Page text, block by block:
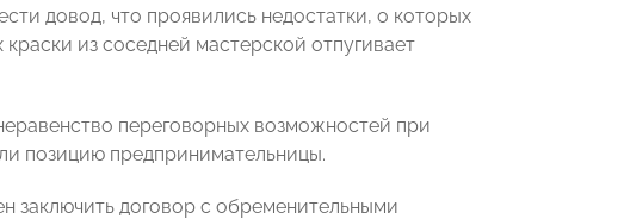
довод, что проявились недостатки, о которых
из соседней мастерской отпугивает
переговорных возможностей при
позицию предпринимательницы.
заключить договор с обременительными